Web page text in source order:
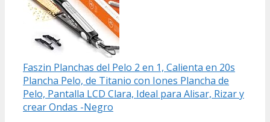
Faszin Planchas del Pelo 2 en 1, Calienta en 20s
Plancha Pelo, de Titanio con Iones Plancha de
Pelo, Pantalla LCD Clara, Ideal para Alisar, Rizar y
crear Ondas -Negro